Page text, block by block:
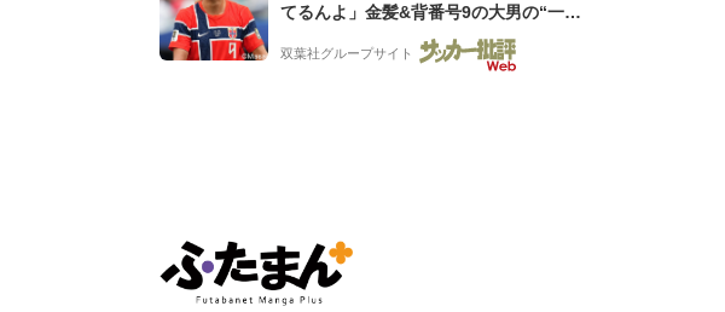
てるんよ」金髪&背番号9の大男の“一人
バイキング・ロー”映像が話題!「元気を
もらった」
双葉社グループサイト